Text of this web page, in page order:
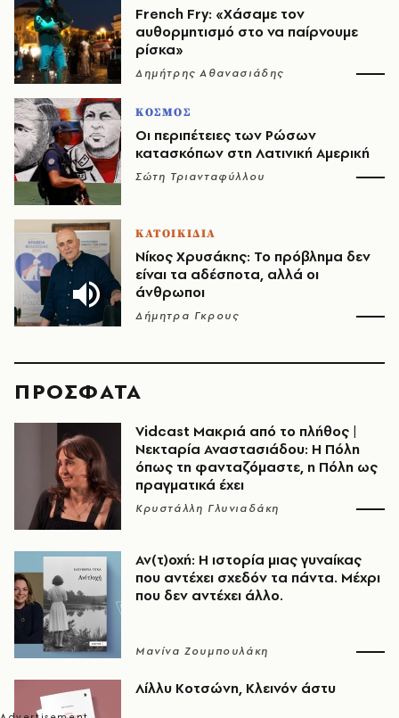
French Fry: «Χάσαμε τον
αυθορμητισμό στο να παίρνουμε
ρίσκα»
Δημήτρης Αθανασιάδης
ΚΟΣΜΟΣ
Οι περιπέτειες των Ρώσων
κατασκόπων στη Λατινική Αμερική
Σώτη Τριανταφύλλου
ΚΑΤΟΙΚΙΔΙΑ
Νίκος Χρυσάκης: Το πρόβλημα δεν
είναι τα αδέσποτα, αλλά οι
άνθρωποι
Δήμητρα Γκρους
ΠΡΟΣΦΑΤΑ
Vidcast Μακριά από το πλήθος |
Νεκταρία Αναστασιάδου: Η Πόλη
όπως τη φανταζόμαστε, η Πόλη ως
πραγματικά έχει
Κρυστάλλη Γλυνιαδάκη
Αν(τ)οχή: Η ιστορία μιας γυναίκας
που αντέχει σχεδόν τα πάντα. Μέχρι
που δεν αντέχει άλλο.
Μανίνα Ζουμπουλάκη
Λίλλυ Κοτσώνη, Κλεινόν άστυ